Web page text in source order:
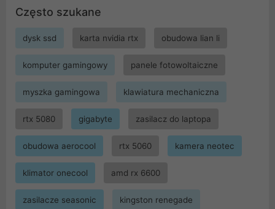
Często szukane
dysk ssd karta nvidia rtx obudowa lian li
komputer gamingowy panele fotowoltaiczne
myszka gamingowa klawiatura mechaniczna
rtx 5080 gigabyte zasilacz do laptopa
obudowa aerocool rtx 5060 kamera neotec
klimator onecool amd rx 6600
zasilacze seasonic kingston renegade